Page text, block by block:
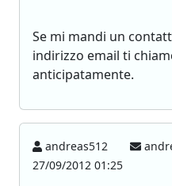
Se mi mandi un
indirizzo email ti
anticipatamente.
andreas512
27/09/2012 01:25